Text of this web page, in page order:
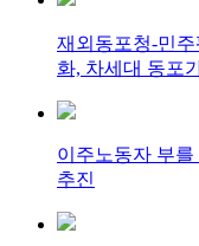
재외동포청-민
화, 차세대 동포
이주노동자 부
추진